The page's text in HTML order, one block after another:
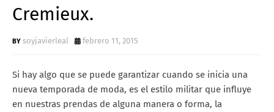
Cremieux.
soyjavierleal febrero 11, 2015
Si hay algo que se puede garantizar cuando se inicia una
nueva temporada de moda, es el estilo militar que influye
en nuestras prendas de alguna manera o forma, la